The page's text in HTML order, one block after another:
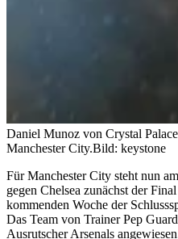
Daniel Munoz von Crystal
Manchester City.Bild: keystone
Für Manchester City steht nun
gegen Chelsea zunächst der
kommenden Woche der
Das Team von Trainer Pep
Ausrutscher Arsenals